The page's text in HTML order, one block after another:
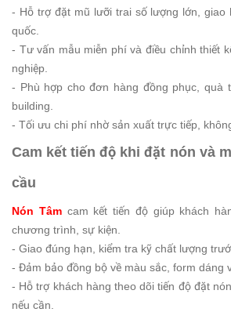
- Hỗ trợ đặt mũ lưỡi trai số lượng lớn, giao
quốc.
- Tư vấn mẫu miễn phí và điều chỉnh thiết
nghiệp.
- Phù hợp cho đơn hàng đồng phục, quà
building.
- Tối ưu chi phí nhờ sản xuất trực tiếp,
Cam kết tiến độ khi đặt nón và
cầu
Nón Tâmcam kết tiến độ giúp khách
chương trình, sự kiện.
- Giao đúng hạn, kiểm tra kỹ chất lượng
- Đảm bảo đồng bộ về màu sắc, form dáng
- Hỗ trợ khách hàng theo dõi tiến độ đặt
nếu cần.